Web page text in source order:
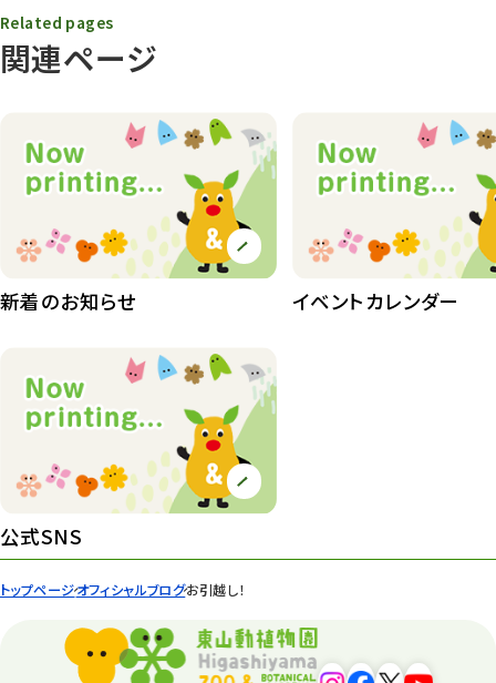
トップページオフィシャルブログお引越し！
動物園その他
407
植物園長の庭
植物園 その他 423
83
イベント
園内の様子
遊園地 6
平和公園
関連ページ
Related pages
新着のお知らせ イベントカレンダー
公式SNS